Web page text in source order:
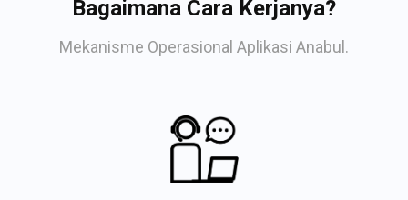
Bagaimana Cara Kerjanya?
Mekanisme Operasional Aplikasi Anabul.